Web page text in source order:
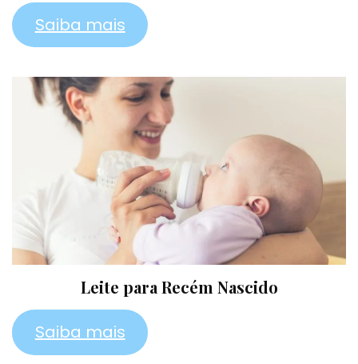
Saiba mais
Leite para Recém Nascido
Saiba mais